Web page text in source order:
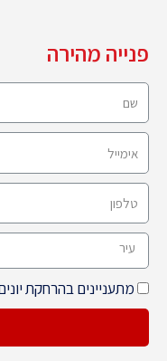
פנייה מהירה
מתעניינים בהרחקת יונים